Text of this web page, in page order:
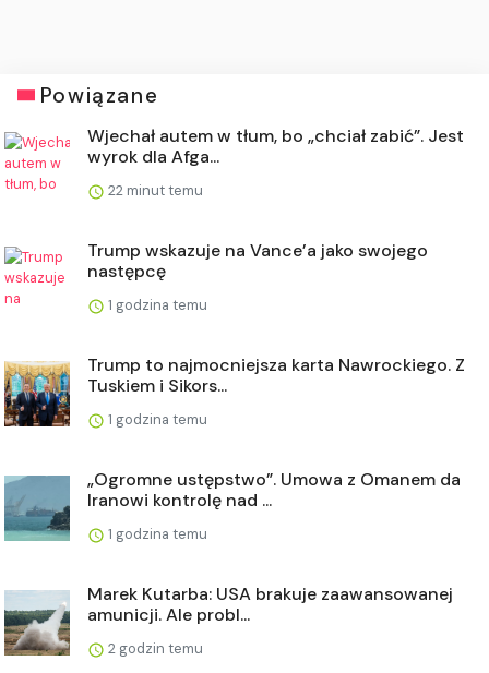
Powiązane
Wjechał autem w tłum, bo „chciał zabić”. Jest
wyrok dla Afga...
22 minut temu
Trump wskazuje na Vance’a jako swojego
następcę
1 godzina temu
Trump to najmocniejsza karta Nawrockiego. Z
Tuskiem i Sikors...
1 godzina temu
„Ogromne ustępstwo”. Umowa z Omanem da
Iranowi kontrolę nad ...
1 godzina temu
Marek Kutarba: USA brakuje zaawansowanej
amunicji. Ale probl...
2 godzin temu